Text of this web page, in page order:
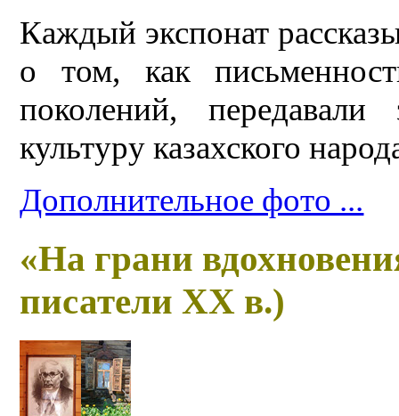
Каждый экспонат
о том, как
поколений,
культуру казахского
Дополнительное фото ...
«На грани
писатели ХХ в.)